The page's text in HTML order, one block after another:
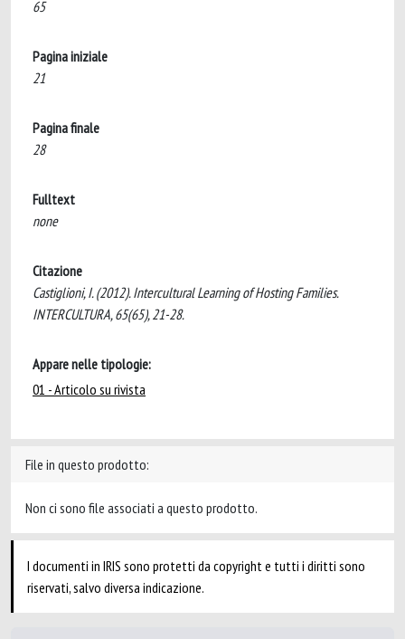
65
Pagina iniziale
21
Pagina finale
28
Fulltext
none
Citazione
Castiglioni, I. (2012). Intercultural Learning of Hosting Families.
INTERCULTURA, 65(65), 21-28.
Appare nelle tipologie:
01 - Articolo su rivista
File in questo prodotto:
Non ci sono file associati a questo prodotto.
I documenti in IRIS sono protetti da copyright e tutti i diritti sono
riservati, salvo diversa indicazione.